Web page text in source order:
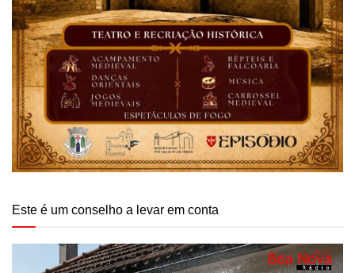
Este é um conselho a levar em conta